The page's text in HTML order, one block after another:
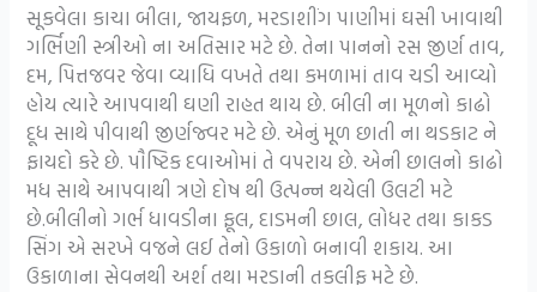
સૂકવેલા કાચા બીલા, જાયફળ, મરડાશીંગ પાણીમાં ઘસી ખાવાથી
ગર્ભિણી સ્ત્રીઓ ના અતિસાર મટે છે. તેના પાનનો રસ જીર્ણ તાવ,
દમ, પિત્તજવર જેવા વ્યાધિ વખતે તથા કમળામાં તાવ ચડી આવ્યો
હોય ત્યારે આપવાથી ઘણી રાહત થાય છે. બીલી ના મૂળનો કાઢો
દૂધ સાથે પીવાથી જીર્ણજ્વર મટે છે. એનું મૂળ છાતી ના થડકાટ ને
ફાયદો કરે છે. પૌષ્ટિક દવાઓમાં તે વપરાય છે. એની છાલનો કાઢો
મધ સાથે આપવાથી ત્રણે દોષ થી ઉત્પન્ન થયેલી ઉલટી મટે
છે.બીલીનો ગર્ભ ધાવડીના ફૂલ, દાડમની છાલ, લોધર તથા કાકડ
સિંગ એ સરખે વજને લઈ તેનો ઉકાળો બનાવી શકાય. આ
ઉકાળાના સેવનથી અર્શ તથા મરડાની તકલીફ મટે છે.